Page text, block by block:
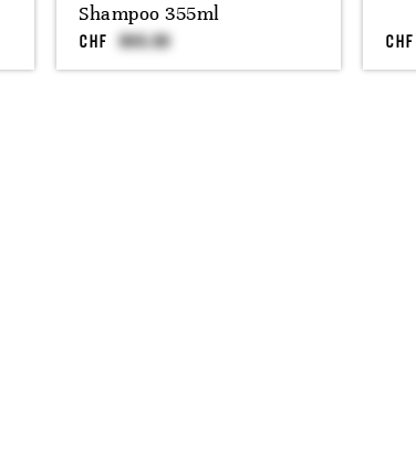
Shampoo 355ml
CHF CHF